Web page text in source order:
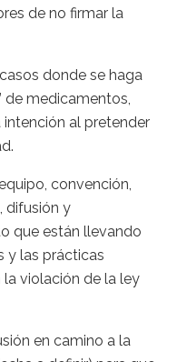
de no firmar la
donde se haga
de medicamentos,
al pretender
convención,
difusión y
que están llevando
y las prácticas
violación de la ley
en camino a la